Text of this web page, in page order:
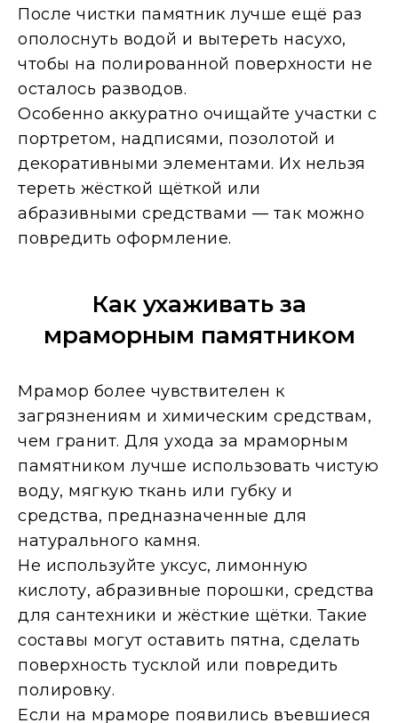
После чистки памятник лучше ещё раз
ополоснуть водой и вытереть насухо,
чтобы на полированной поверхности не
осталось разводов.
Особенно аккуратно очищайте участки с
портретом, надписями, позолотой и
декоративными элементами. Их нельзя
тереть жёсткой щёткой или
абразивными средствами — так можно
повредить оформление.
Как ухаживать за
мраморным памятником
Мрамор более чувствителен к
загрязнениям и химическим средствам,
чем гранит. Для ухода за мраморным
памятником лучше использовать чистую
воду, мягкую ткань или губку и
средства, предназначенные для
натурального камня.
Не используйте уксус, лимонную
кислоту, абразивные порошки, средства
для сантехники и жёсткие щётки. Такие
составы могут оставить пятна, сделать
поверхность тусклой или повредить
полировку.
Если на мраморе появились въевшиеся